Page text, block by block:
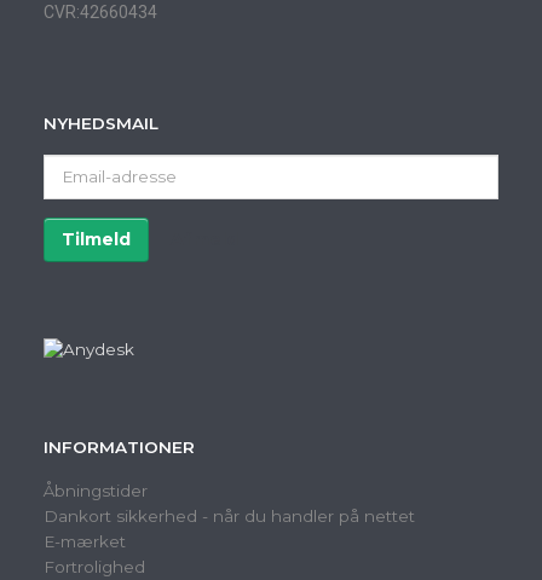
CVR:42660434
NYHEDSMAIL
adresse
Tilmeld
INFORMATIONER
Åbningstider
Dankort sikkerhed - når du handler på nettet
E-mærket
Fortrolighed